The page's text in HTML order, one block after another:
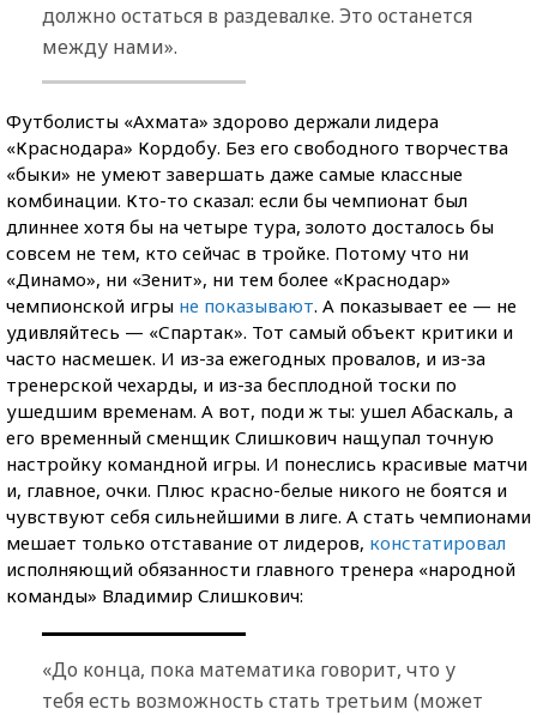
должно остаться в раздевалке. Это останется
между нами».
Футболисты «Ахмата» здорово держали лидера
«Краснодара» Кордобу. Без его свободного творчества
«быки» не умеют завершать даже самые классные
комбинации. Кто-то сказал: если бы чемпионат был
длиннее хотя бы на четыре тура, золото досталось бы
совсем не тем, кто сейчас в тройке. Потому что ни
«Динамо», ни «Зенит», ни тем более «Краснодар»
чемпионской игры не показывают. А показывает ее — не
удивляйтесь — «Спартак». Тот самый объект критики и
часто насмешек. И из-за ежегодных провалов, и из-за
тренерской чехарды, и из-за бесплодной тоски по
ушедшим временам. А вот, поди ж ты: ушел Абаскаль, а
его временный сменщик Слишкович нащупал точную
настройку командной игры. И понеслись красивые матчи
и, главное, очки. Плюс красно-белые никого не боятся и
чувствуют себя сильнейшими в лиге. А стать чемпионами
мешает только отставание от лидеров, констатировал
исполняющий обязанности главного тренера «народной
команды» Владимир Слишкович:
«До конца, пока математика говорит, что у
тебя есть возможность стать третьим (может